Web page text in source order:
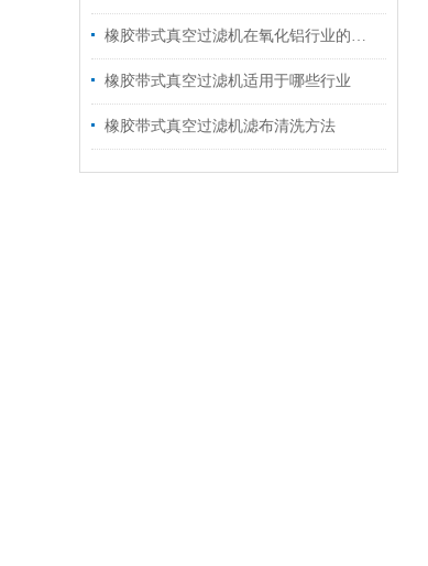
橡胶带式真空过滤机在氧化铝行业的应用分析
橡胶带式真空过滤机适用于哪些行业
橡胶带式真空过滤机滤布清洗方法